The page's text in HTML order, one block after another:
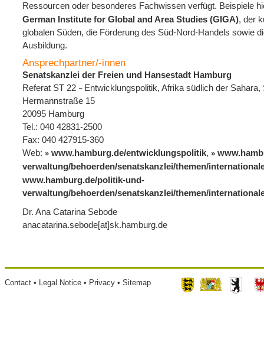
Ressourcen oder besonderes Fachwissen verfügt. Beispiele
German Institute for Global and Area Studies (GIGA), der
globalen Süden, die Förderung des Süd-Nord-Handels sowie
Ausbildung.
Ansprechpartner/-innen
Senatskanzlei der Freien und Hansestadt Hamburg
Referat ST 22 – Entwicklungspolitik, Afrika südlich der
Hermannstraße 15
20095 Hamburg
Tel.: 040 42831-2500
Fax: 040 427915-360
Web:
www.hamburg.de/entwicklungspolitik,
verwaltung/behoerden/senatskanzlei/themen/
www.hamburg.de/politik-und-
verwaltung/behoerden/senatskanzlei/themen/
Dr. Ana Catarina Sebode
anacatarina.sebode[at]sk.hamburg.de
Footer
Contact Legal Notice Privacy Sitemap